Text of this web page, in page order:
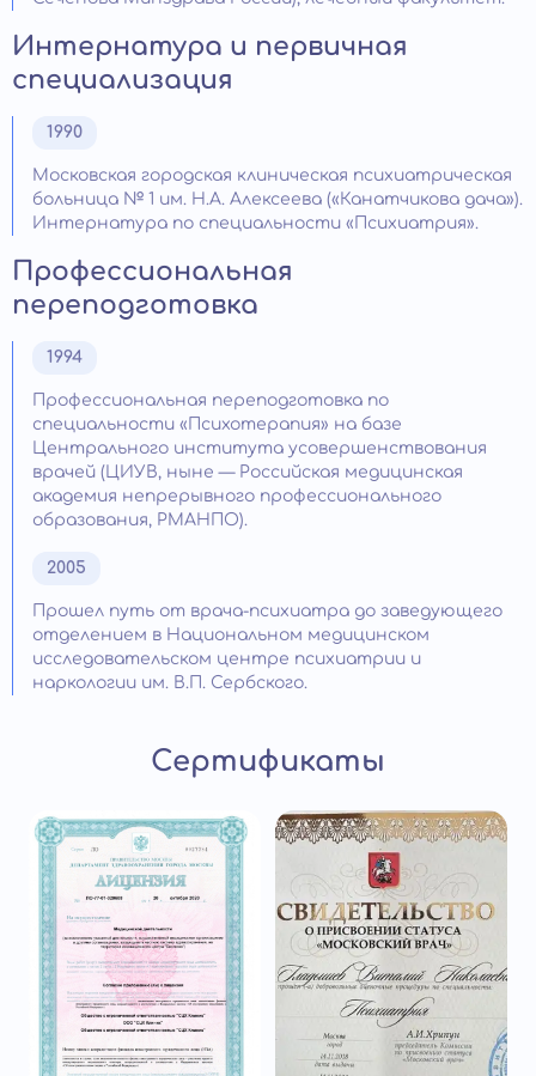
Интернатура и первичная
специализация
1990
Московская городская клиническая психиатрическая
больница № 1 им. Н.А. Алексеева («Канатчикова дача»).
Интернатура по специальности «Психиатрия».
Профессиональная
переподготовка
1994
Профессиональная переподготовка по
специальности «Психотерапия» на базе
Центрального института усовершенствования
врачей (ЦИУВ, ныне — Российская медицинская
академия непрерывного профессионального
образования, РМАНПО).
2005
Прошел путь от врача-психиатра до заведующего
отделением в Национальном медицинском
исследовательском центре психиатрии и
наркологии им. В.П. Сербского.
Сертификаты